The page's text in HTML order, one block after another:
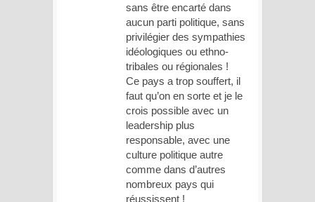
sans être encarté dans
aucun parti politique, sans
privilégier des sympathies
idéologiques ou ethno-
tribales ou régionales !
Ce pays a trop souffert, il
faut qu’on en sorte et je le
crois possible avec un
leadership plus
responsable, avec une
culture politique autre
comme dans d’autres
nombreux pays qui
réussissent !